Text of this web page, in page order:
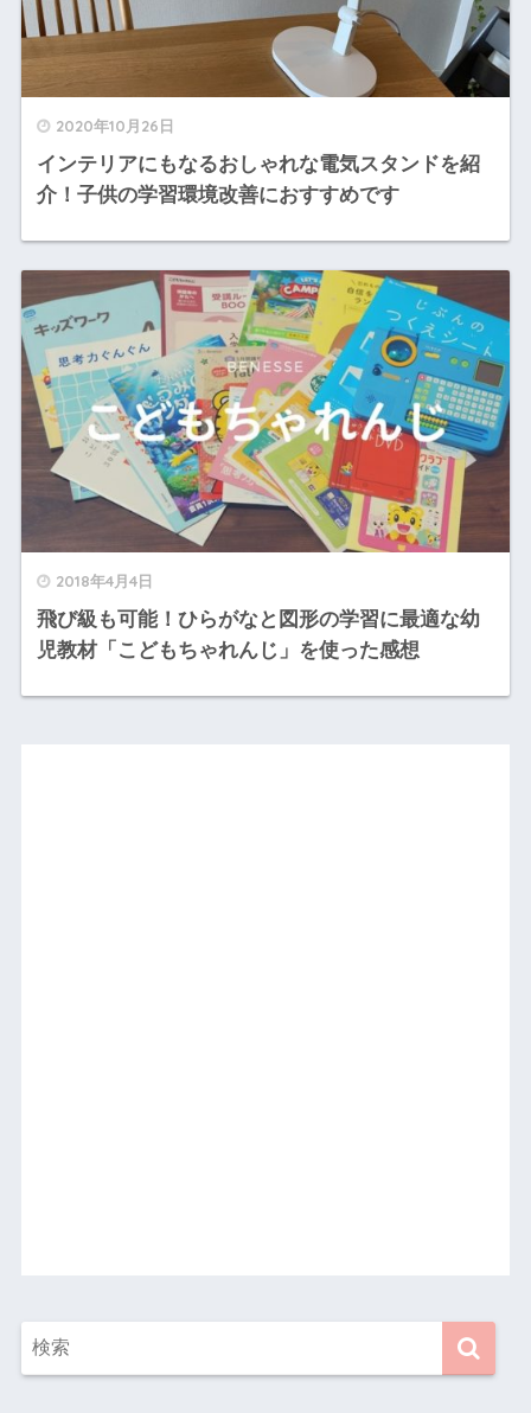
2020年10月26日
インテリアにもなるおしゃれな電気スタンドを紹
介！子供の学習環境改善におすすめです
2018年4月4日
飛び級も可能！ひらがなと図形の学習に最適な幼
児教材「こどもちゃれんじ」を使った感想